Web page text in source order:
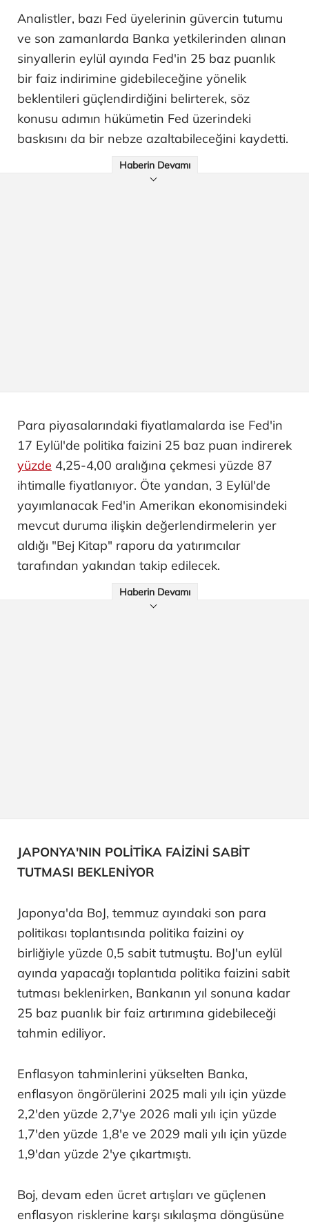
Analistler, bazı Fed üyelerinin güvercin tutumu
ve son zamanlarda Banka yetkilerinden alınan
sinyallerin eylül ayında Fed'in 25 baz puanlık
bir faiz indirimine gidebileceğine yönelik
beklentileri güçlendirdiğini belirterek, söz
konusu adımın hükümetin Fed üzerindeki
baskısını da bir nebze azaltabileceğini kaydetti.
Haberin Devamı
Para piyasalarındaki fiyatlamalarda ise Fed'in
17 Eylül'de politika faizini 25 baz puan indirerek
yüzde 4,25-4,00 aralığına çekmesi yüzde 87
ihtimalle fiyatlanıyor. Öte yandan, 3 Eylül'de
yayımlanacak Fed'in Amerikan ekonomisindeki
mevcut duruma ilişkin değerlendirmelerin yer
aldığı "Bej Kitap" raporu da yatırımcılar
tarafından yakından takip edilecek.
Haberin Devamı
JAPONYA'NIN POLİTİKA FAİZİNİ SABİT
TUTMASI BEKLENİYOR
Japonya'da BoJ, temmuz ayındaki son para
politikası toplantısında politika faizini oy
birliğiyle yüzde 0,5 sabit tutmuştu. BoJ'un eylül
ayında yapacağı toplantıda politika faizini sabit
tutması beklenirken, Bankanın yıl sonuna kadar
25 baz puanlık bir faiz artırımına gidebileceği
tahmin ediliyor.
Enflasyon tahminlerini yükselten Banka,
enflasyon öngörülerini 2025 mali yılı için yüzde
2,2'den yüzde 2,7'ye 2026 mali yılı için yüzde
1,7'den yüzde 1,8'e ve 2029 mali yılı için yüzde
1,9'dan yüzde 2'ye çıkartmıştı.
Boj, devam eden ücret artışları ve güçlenen
enflasyon risklerine karşı sıkılaşma döngüsüne